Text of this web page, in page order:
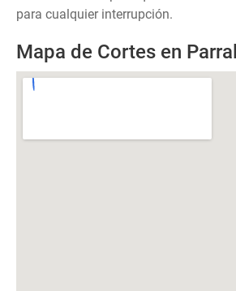
para cualquier interrupción.
Mapa de Cortes en Parral